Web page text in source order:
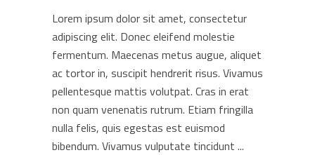
Lorem ipsum dolor sit amet, consectetur
adipiscing elit. Donec eleifend molestie
fermentum. Maecenas metus augue, aliquet
ac tortor in, suscipit hendrerit risus. Vivamus
pellentesque mattis volutpat. Cras in erat
non quam venenatis rutrum. Etiam fringilla
nulla felis, quis egestas est euismod
bibendum. Vivamus vulputate tincidunt